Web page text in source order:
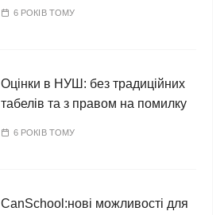
6 РОКІВ ТОМУ
Оцінки в НУШ: без традиційних
табелів та з правом на помилку
6 РОКІВ ТОМУ
CanSchool:нові можливості для